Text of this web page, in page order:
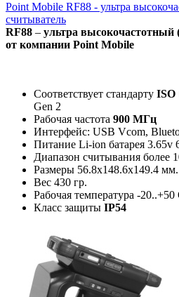
Point Mobile RF88 - ультра
считыватель
RF88 – ультра
от компании Point Mobile
Соответствует стандарту ISO
Gen 2
Рабочая частота 900 МГц
Интерфейс: USB Vcom,
Питание Li-ion батарея 3.65v
Диапазон считывания более
Размеры 56.8x148.6x149.4 мм.
Вес 430 гр.
Рабочая температура -20..+50
Класс защиты IP54